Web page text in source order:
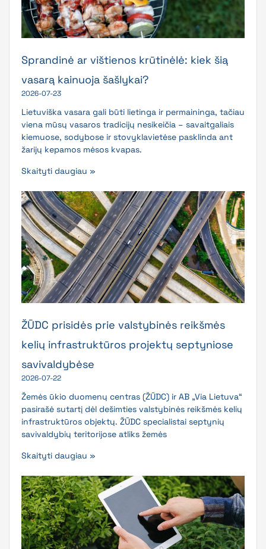
Sprandinė ar vištienos krūtinėlė: kiek šią
vasarą kainuoja šašlykai?
2026-07-23
Lietuviška vasara gali būti lietinga ir permaininga, tačiau
viena mūsų vasaros tradicijų nesikeičia – savaitgaliais
kiemuose, sodybose ir stovyklavietėse pasklinda ant
žarijų kepamos mėsos kvapas.
Skaityti daugiau »
ŽŪDC prisidės prie valstybinės reikšmės
kelių infrastruktūros projektų septyniose
savivaldybėse
2026-07-22
Žemės ūkio duomenų centras (ŽŪDC) ir AB „Via Lietuva“
pasirašė sutartį dėl dešimties valstybinės reikšmės kelių
infrastruktūros objektų. ŽŪDC specialistai septynių
savivaldybių teritorijose atliks žemės
Skaityti daugiau »